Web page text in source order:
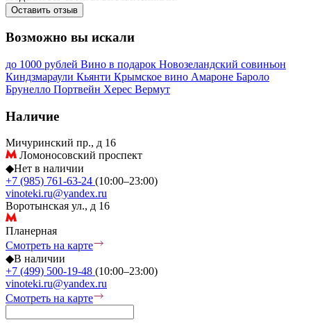
Оставить отзыв
Возможно вы искали
до 1000 рублей Вино в подарок Новозеландский совиньон
Киндзмараули Кьянти Крымское вино Амароне Бароло
Брунелло Портвейн Херес Вермут
Наличие
Мичуринский пр., д 16
Ломоносовский проспект
◆Нет в наличии
+7 (985) 761-63-24 (10:00–23:00)
vinoteki.ru@yandex.ru
Воротынская ул., д 16
Планерная
Смотреть на карте
◆В наличии
+7 (499) 500-19-48 (10:00–23:00)
vinoteki.ru@yandex.ru
Смотреть на карте